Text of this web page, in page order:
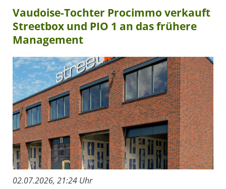
Vaudoise-Tochter Procimmo verkauft
Streetbox und PIO 1 an das frühere
Management
02.07.2026, 21:24 Uhr